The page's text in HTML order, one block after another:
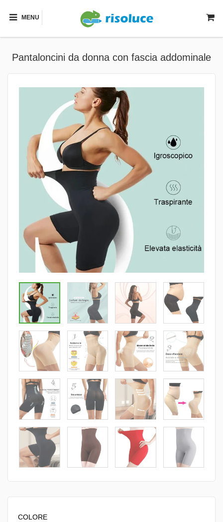
MENU
Pantaloncini da donna con fascia addominale
COLORE